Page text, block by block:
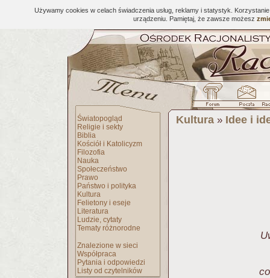
Używamy cookies w celach świadczenia usług, reklamy i statystyk.
urządzeniu. Pamiętaj, że zawsze możesz
Światopogląd
Religie i sekty
Biblia
Kościół i Katolicyzm
Filozofia
Nauka
Społeczeństwo
Prawo
Państwo i polityka
Kultura
Felietony i eseje
Literatura
Ludzie, cytaty
Tematy różnorodne
Znalezione w sieci
Współpraca
Pytania i odpowiedzi
Listy od czytelników
Kultura » Idee i